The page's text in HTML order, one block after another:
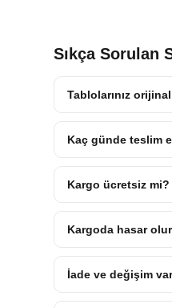
Sıkça Sorulan
Tablolarınız
Kaç günde teslim
Kargo ücretsiz mi?
Kargoda hasar
İade ve değişim var